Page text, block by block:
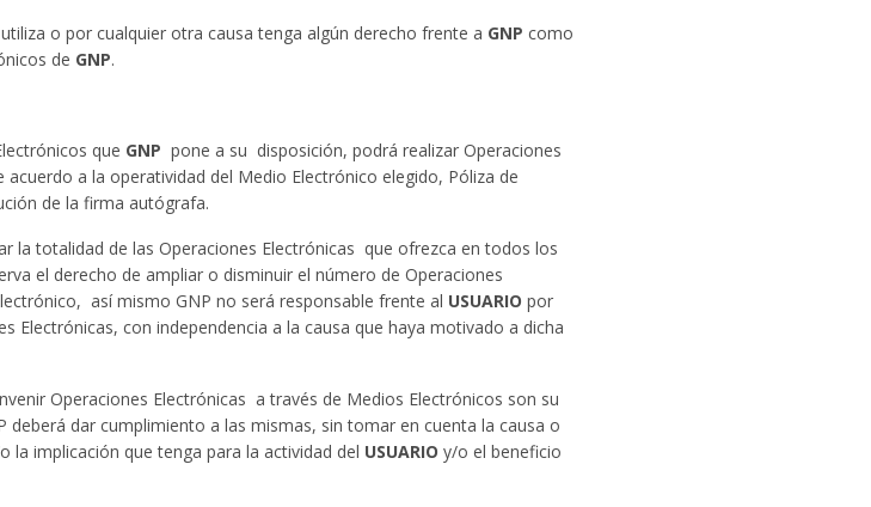
o por cualquier otra causa tenga algún derecho frente a GNP como
de GNP.
que GNP pone a su disposición, podrá realizar Operaciones
acuerdo a la operatividad del Medio Electrónico elegido, Póliza de
de la firma autógrafa.
la totalidad de las Operaciones Electrónicas que ofrezca en todos los
el derecho de ampliar o disminuir el número de Operaciones
así mismo GNP no será responsable frente al USUARIO por
Electrónicas, con independencia a la causa que haya motivado a dicha
Operaciones Electrónicas a través de Medios Electrónicos son su
deberá dar cumplimiento a las mismas, sin tomar en cuenta la causa o
implicación que tenga para la actividad del USUARIO y/o el beneficio